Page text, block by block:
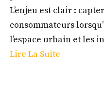
L’enjeu est clair :
consommateurs
l’espace urbain et les
Lire La Suite